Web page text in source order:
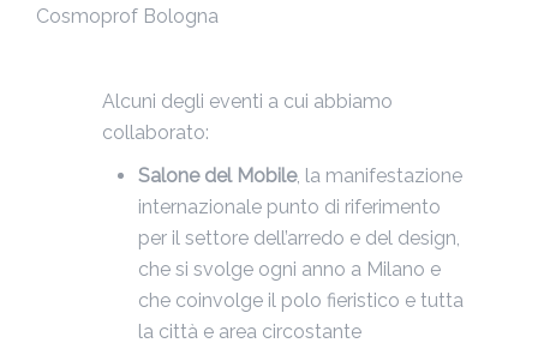
Cosmoprof Bologna
Alcuni degli eventi a cui abbiamo
collaborato:
Salone del Mobile, la manifestazione
internazionale punto di riferimento
per il settore dell’arredo e del design,
che si svolge ogni anno a Milano e
che coinvolge il polo fieristico e tutta
la città e area circostante